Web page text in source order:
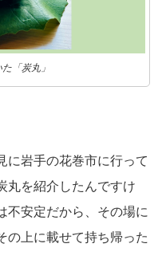
「炭丸」
に岩手の花巻市に行って
丸を紹介したんですけ
不安定だから、その場に
の上に載せて持ち帰った